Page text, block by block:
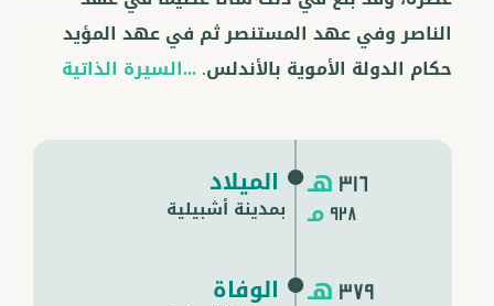
الناصر وفي عهد المستنصر ثم في عهد المؤيد
حكام الدولة الأموية بالأندلس....السيرة الذاتية
هـ 316
مـ 928
الميلاد
بمدينة أشبيلية
هـ 379 الوفاة